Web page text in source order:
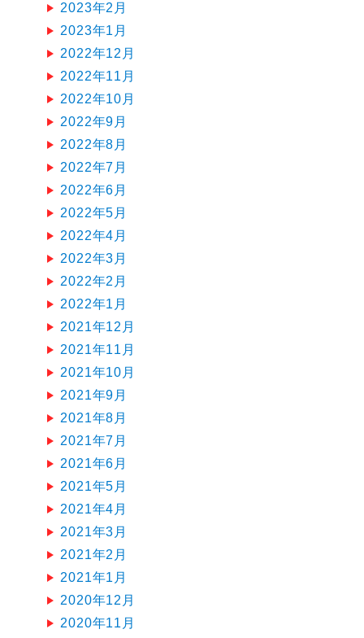
2023年2月
2023年1月
2022年12月
2022年11月
2022年10月
2022年9月
2022年8月
2022年7月
2022年6月
2022年5月
2022年4月
2022年3月
2022年2月
2022年1月
2021年12月
2021年11月
2021年10月
2021年9月
2021年8月
2021年7月
2021年6月
2021年5月
2021年4月
2021年3月
2021年2月
2021年1月
2020年12月
2020年11月